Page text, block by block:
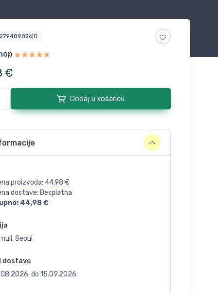
€
Dodaj u košaricu
proizvoda: 44,98 €
dostave: Besplatna
44,98 €
null, Seoul
dostave
do 15.09.2026.